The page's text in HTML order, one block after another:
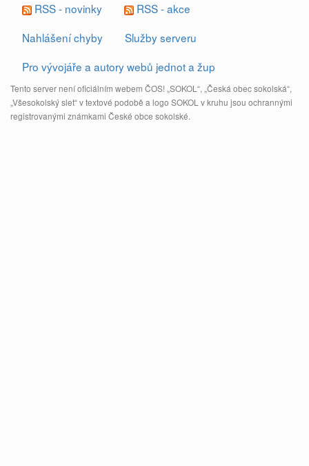
RSS - novinky
RSS - akce
Nahlášení chyby
Služby serveru
Pro vývojáře a autory webů jednot a žup
Tento server není oficiálním webem ČOS! „SOKOL“, „Česká obec sokolská“,
„Všesokolský slet“ v textové podobě a logo SOKOL v kruhu jsou ochrannými
registrovanými známkami České obce sokolské.